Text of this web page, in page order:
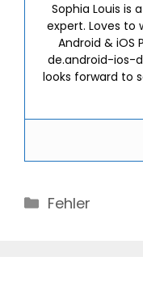
Sophia Louis is
expert. Loves to
Android & iOS
de.android-ios-
looks forward to
Categories
Fehler